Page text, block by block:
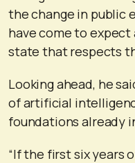
the change in public
have come to
state that respects
Looking ahead, he
of artificial
foundations already
“If the first six years